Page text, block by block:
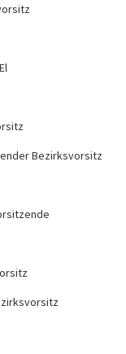
Bezirksvorsitz